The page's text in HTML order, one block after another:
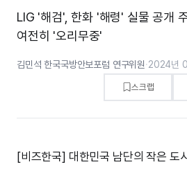
LIG '해검', 한화 '해령' 실물 공개
여전히 '오리무중'
김민석 한국국방안보포럼 연구위원·2024년
스크랩
[비즈한국] 대한민국 남단의 작은 도